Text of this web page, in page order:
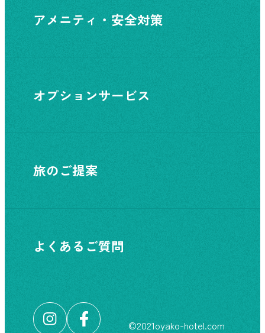
アメニティ・安全対策
オプションサービス
旅のご提案
よくあるご質問
©︎2021oyako-hotel.com